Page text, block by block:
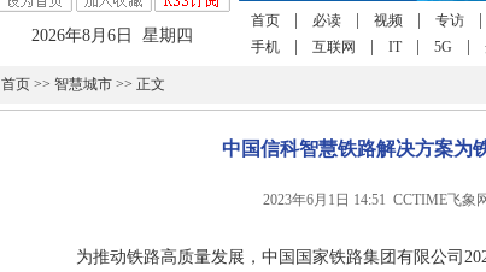
2026年8月6日 星期四
首页 必读 视频 专访
手机
互联网 IT 5G
首页>> 智慧城市>> 正文
中国信科智慧铁路解决方案为
2023年6月1日 14:51 CCTIME飞象
为推动铁路高质量发展，中国国家铁路集团有限公司